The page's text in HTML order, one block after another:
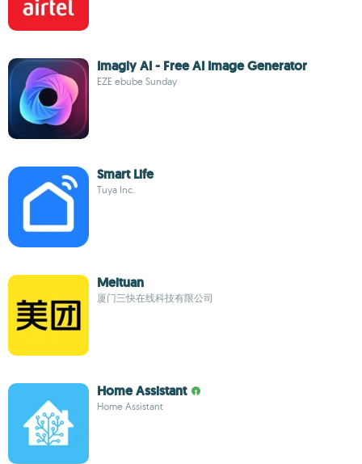
Imagly AI - Free AI Image Generator
EZE ebube Sunday
Smart Life
Tuya Inc.
Meituan
厦门三快在线科技有限公司
Home Assistant
Home Assistant